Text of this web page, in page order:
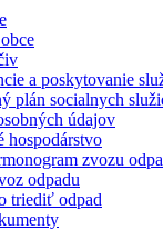
a poskytovanie
plán socialnych
údajov
hospodárstvo
zvozu
odpadu
triediť odpad